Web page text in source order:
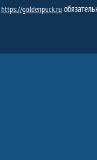
https://goldenpuck.ru